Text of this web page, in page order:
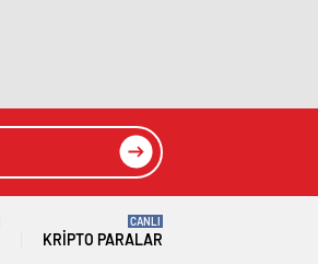
KRIPTO PARALAR
CANLI